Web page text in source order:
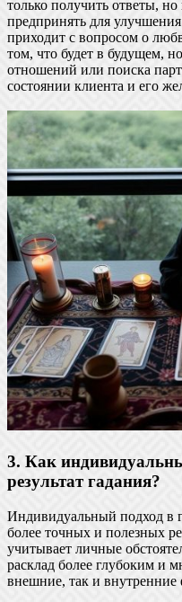
только получить ответы,
предпринять для
приходит с вопросом о
том, что будет в будущем,
отношений или поиска
состоянии клиента и его
3. Как
результат гадания?
Индивидуальный подход в
более точных и полезных
учитывает личные
расклад более глубоким и
внешние, так и